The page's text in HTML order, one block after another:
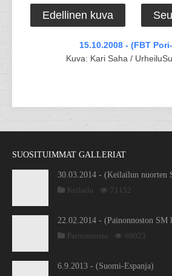
Edellinen kuva
15.10.2008 - (FBT
Kuva: Kari Saha /
SUOSITUIMMAT GALLERIAT
30.03.2014 - (Keilailun nuorten
Keilailu
71152
22.02.2014 - (Painonnoston SM
Painonnosto
69023
6.9.2013 - (Suomi-Espanja)